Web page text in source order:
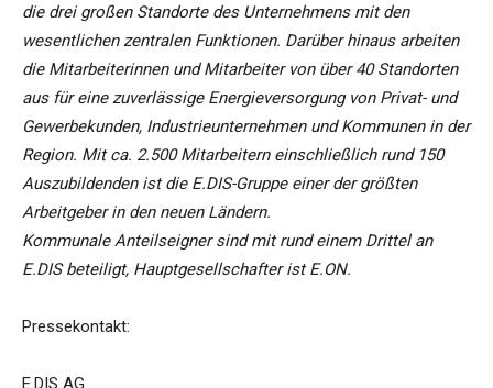
die drei großen Standorte des Unternehmens mit den
wesentlichen zentralen Funktionen. Darüber hinaus arbeiten
die Mitarbeiterinnen und Mitarbeiter von über 40 Standorten
aus für eine zuverlässige Energieversorgung von Privat- und
Gewerbekunden, Industrieunternehmen und Kommunen in der
Region. Mit ca. 2.500 Mitarbeitern einschließlich rund 150
Auszubildenden ist die E.DIS-Gruppe einer der größten
Arbeitgeber in den neuen Ländern.
Kommunale Anteilseigner sind mit rund einem Drittel an
E.DIS beteiligt, Hauptgesellschafter ist E.ON.
Pressekontakt:
E.DIS AG